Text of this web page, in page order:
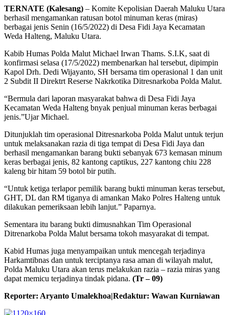
TERNATE (Kalesang) – Komite Kepolisian Daerah Maluku Utara
berhasil mengamankan ratusan botol minuman keras (miras)
berbagai jenis Senin (16/5/2022) di Desa Fidi Jaya Kecamatan
Weda Halteng, Maluku Utara.
Kabib Humas Polda Malut Michael Irwan Thams. S.I.K, saat di
konfirmasi selasa (17/5/2022) membenarkan hal tersebut, dipimpin
Kapol Drh. Dedi Wijayanto, SH bersama tim operasional 1 dan unit
2 Subdit II Direktrt Reserse Nakrkotika Ditresnarkoba Polda Malut.
“Bermula dari laporan masyarakat bahwa di Desa Fidi Jaya
Kecamatan Weda Halteng bnyak penjual minuman keras berbagai
jenis.”Ujar Michael.
Ditunjuklah tim operasional Ditresnarkoba Polda Malut untuk terjun
untuk melaksanakan razia di tiga tempat di Desa Fidi Jaya dan
berhasil mengamankan barang bukti sebanyak 673 kemasan minum
keras berbagai jenis, 82 kantong captikus, 227 kantong chiu 228
kaleng bir hitam 59 botol bir putih.
“Untuk ketiga terlapor pemilik barang bukti minuman keras tersebut,
GHT, DL dan RM tiganya di amankan Mako Polres Halteng untuk
dilakukan pemeriksaan lebih lanjut.” Paparnya.
Sementara itu barang bukti dimusnahkan Tim Operasional
Ditrenarkoba Polda Malut bersama tokoh masyarakat di tempat.
Kabid Humas juga menyampaikan untuk mencegah terjadinya
Harkamtibnas dan untuk terciptanya rasa aman di wilayah malut,
Polda Maluku Utara akan terus melakukan razia – razia miras yang
dapat memicu terjadinya tindak pidana. (Tr – 09)
Reporter: Aryanto Umalekhoa|Redaktur: Wawan Kurniawan